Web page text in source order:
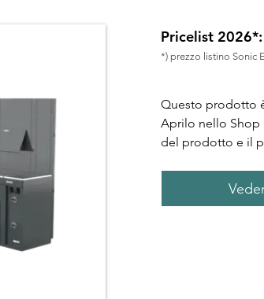
Pricelist
*) prezzo listino Sonic
Questo prodotto
Aprilo nello Shop
del prodotto e il